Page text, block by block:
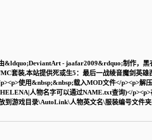
- jaafar2009&rdquo;制作，黑
套装,本站提供死或生5：最后一战绫音魔剑英雄
使用&nbsp;&nbsp;载入MOD文件</p><p>解
人物名字可以通过NAME.txt查询)</
游戏目录\AutoLink\人物英文名\服装编号文件夹